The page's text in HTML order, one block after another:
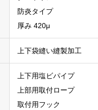
防炎タイプ
厚み 420μ
上下袋縫い縫製加工
上下用塩ビパイプ
上部用取付ロープ
取付用フック